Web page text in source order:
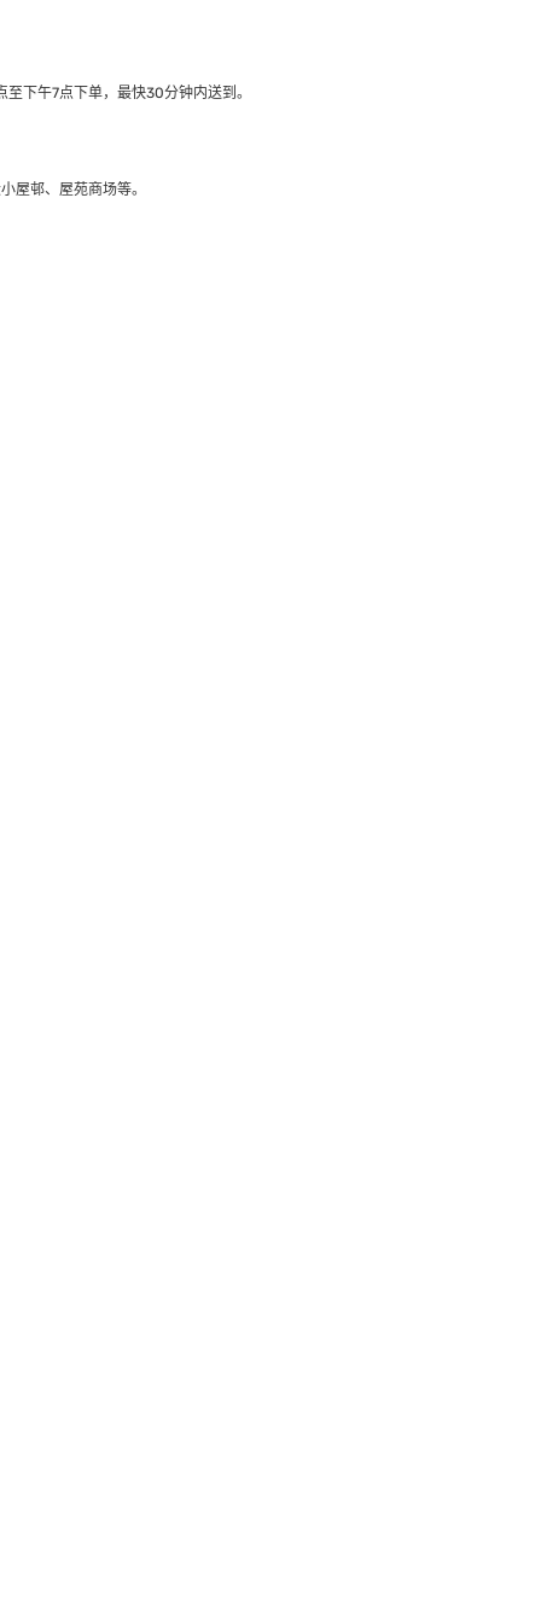
下午7点下单，最快30分钟内送到​。
屋邨、屋苑商场等。